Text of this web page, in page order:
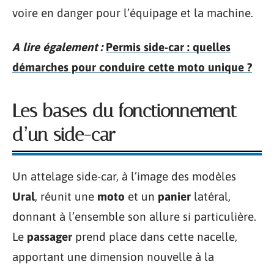
voire en danger pour l’équipage et la machine.
A lire également : Permis side-car : quelles
démarches pour conduire cette moto unique ?
Les bases du fonctionnement
d’un side-car
Un attelage side-car, à l’image des modèles
Ural, réunit une moto et un panier latéral,
donnant à l’ensemble son allure si particulière.
Le passager prend place dans cette nacelle,
apportant une dimension nouvelle à la